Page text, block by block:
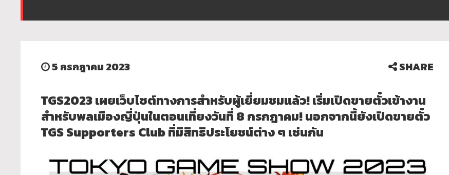
5 กรกฎาคม 2023 SHARE
TGS2023 เผยเว็บไซต์ทางการสำหรับผู้เยี่ยมชมแล้ว! เริ่มเปิดขายตั๋วเข้างาน
สำหรับพลเมืองญี่ปุ่นในตอนเที่ยงวันที่ 8 กรกฎาคม! นอกจากนี้ยังเปิดขายตั๋ว
TGS Supporters Club ที่มีสิทธิประโยชน์ต่าง ๆ เช่นกัน